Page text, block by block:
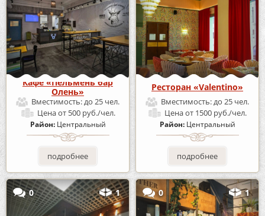
Кафе «Пельмень бар
Олень»
Вместимость:до 25 чел.
Ценаот 500 руб./чел.
Район: Центральный
подробнее
Ресторан «Valentino»
Вместимость:до 25 чел.
Ценаот 1500 руб./чел.
Район: Центральный
подробнее
0 1 0 1